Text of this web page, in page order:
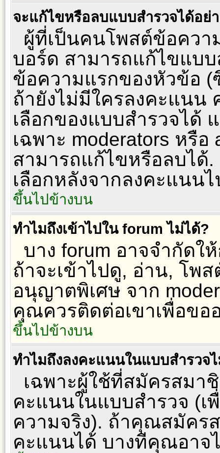
จะแก้ไขหรือลบแบบสำรวจได้อย่า
ผู้ที่เป็นคนโพสต์ข้อควา
บอร์ด สามารถแก้ไขแบ
ข้อความแรกของหัวข้อ
ถ้ายังไม่มีใครลงคะแน
เลือกของแบบสำรวจได้
เฉพาะ moderators หรื
สามารถแก้ไขหรือลบได้
เลือกหลังจากลงคะแนน
ขึ้นไปข้างบน
ทำไมถึงเข้าไปใน forum ไม่ได้?
บาง forum อาจจำกัดใ
ถ้าจะเข้าไปดู, อ่าน, โพ
อนุญาตพิเศษ จาก
คุณควรติดต่อเขาเพื่อข
ขึ้นไปข้างบน
ทำไมถึงลงคะแนนในแบบสำรวจ
เฉพาะผู้ใช้ที่สมัครสมา
คะแนนในแบบสำรวจ (เ
ความจริง). ถ้าคุณสมัคร
คะแนนได้ บางทีคุณอาจ